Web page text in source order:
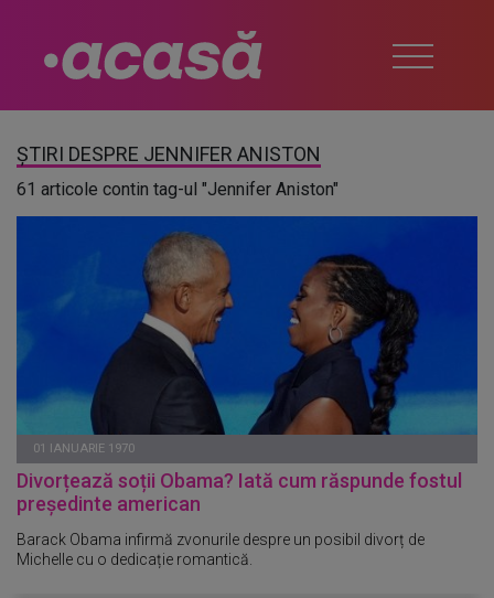
ȘTIRI DESPRE JENNIFER ANISTON
61 articole contin tag-ul "Jennifer Aniston"
01 IANUARIE 1970
Divorțează soții Obama? Iată cum răspunde fostul
președinte american
Barack Obama infirmă zvonurile despre un posibil divorț de
Michelle cu o dedicație romantică.